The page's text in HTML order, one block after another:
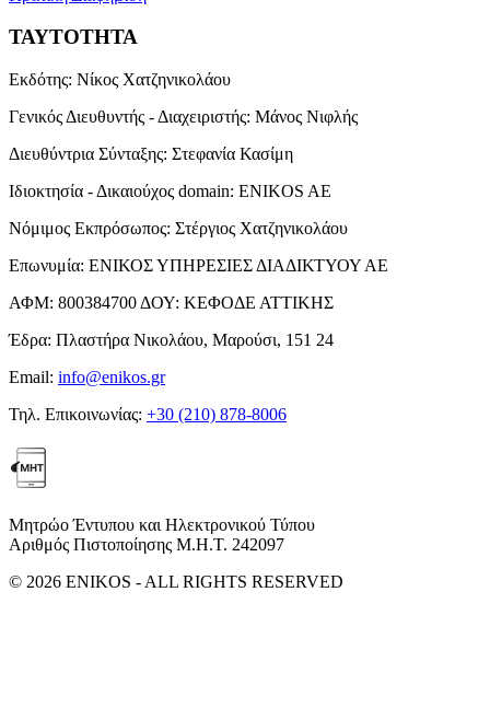
ΤΑΥΤΟΤΗΤΑ
Εκδότης: Νίκος Χατζηνικολάου
Γενικός Διευθυντής - Διαχειριστής: Μάνος Νιφλής
Διευθύντρια Σύνταξης: Στεφανία Κασίμη
Ιδιοκτησία - Δικαιούχος domain: ENIKOS AE
Νόμιμος Εκπρόσωπος: Στέργιος Χατζηνικολάου
Επωνυμία: ΕΝΙΚΟΣ ΥΠΗΡΕΣΙΕΣ ΔΙΑΔΙΚΤΥΟΥ ΑΕ
ΑΦΜ: 800384700 ΔΟΥ: ΚΕΦΟΔΕ ΑΤΤΙΚΗΣ
Έδρα: Πλαστήρα Νικολάου, Μαρούσι, 151 24
Email: info@enikos.gr
Τηλ. Επικοινωνίας: +30 (210) 878-8006
Μητρώο Έντυπου και Ηλεκτρονικού Τύπου
Αριθμός Πιστοποίησης Μ.Η.Τ. 242097
© 2026 ENIKOS - ALL RIGHTS RESERVED